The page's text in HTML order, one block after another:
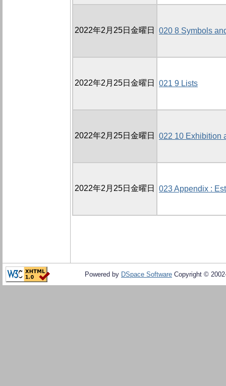
2022年2月25日金曜日 020 8 Symbols
2022年2月25日金曜日 021 9 Lists
2022年2月25日金曜日 022 10 Exhibition
2022年2月25日金曜日 023 Appendix :
Powered by DSpace Software Copyright ©